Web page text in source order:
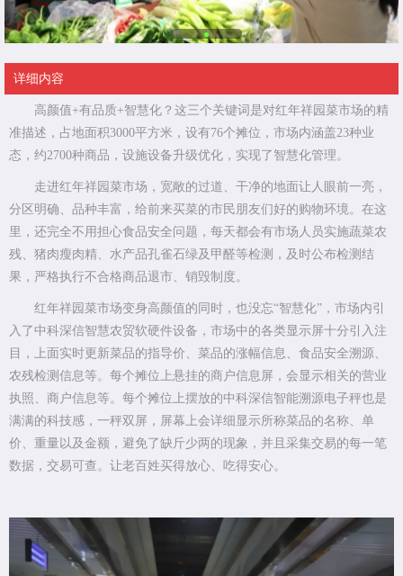
详细内容
高颜值+有品质+智慧化？这三个关键词是对红年祥园菜市场的精
准描述，占地面积3000平方米，设有76个摊位，市场内涵盖23种业
态，约2700种商品，设施设备升级优化，实现了智慧化管理。
走进红年祥园菜市场，宽敞的过道、干净的地面让人眼前一亮，
分区明确、品种丰富，给前来买菜的市民朋友们好的购物环境。在这
里，还完全不用担心食品安全问题，每天都会有市场人员实施蔬菜农
残、猪肉瘦肉精、水产品孔雀石绿及甲醛等检测，及时公布检测结
果，严格执行不合格商品退市、销毁制度。
红年祥园菜市场变身高颜值的同时，也没忘“智慧化”，市场内引
入了中科深信智慧农贸软硬件设备，市场中的各类显示屏十分引入注
目，上面实时更新菜品的指导价、菜品的涨幅信息、食品安全溯源、
农残检测信息等。每个摊位上悬挂的商户信息屏，会显示相关的营业
执照、商户信息等。每个摊位上摆放的中科深信智能溯源电子秤也是
满满的科技感，一秤双屏，屏幕上会详细显示所称菜品的名称、单
价、重量以及金额，避免了缺斤少两的现象，并且采集交易的每一笔
数据，交易可查。让老百姓买得放心、吃得安心。